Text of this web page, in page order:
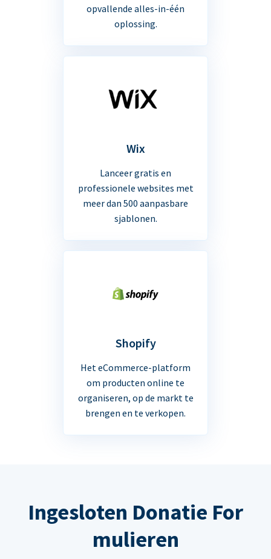
opvallende alles-in-één
oplossing.
Wix
Lanceer gratis en
professionele websites met
meer dan 500 aanpasbare
sjablonen.
Shopify
Het eCommerce-platform
om producten online te
organiseren, op de markt te
brengen en te verkopen.
Ingesloten Donatie For
mulieren